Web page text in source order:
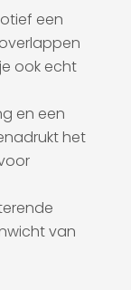
een
ook echt
en een
het
van